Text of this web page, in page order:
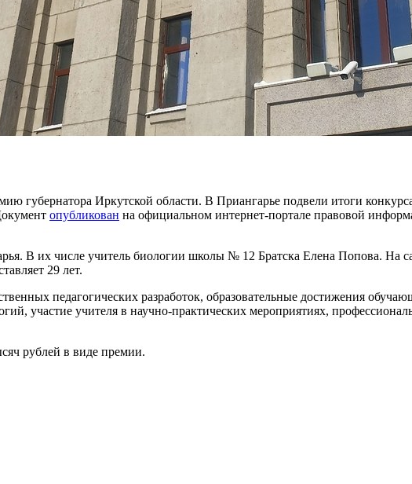
губернатора Иркутской области. В Приангарье подвели итоги
опубликован на официальном интернет-портале правовой
В их числе учитель биологии школы № 12 Братска Елена Попова. На
29 лет.
педагогических разработок, образовательные достижения
участие учителя в научно-практических мероприятиях,
рублей в виде премии.